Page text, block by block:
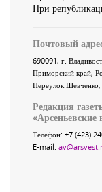
При
Почтовый
690091, г.
Приморский край,
Переулок Шевченко
Редакция
«Арсеньевские
Телефон: +7 (423)
E-mail: